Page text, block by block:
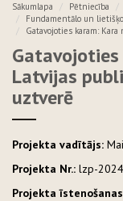
Sākumlapa Pētniecība
Fundamentālo un
Gatavojoties karam:
Gatavojoties
Latvijas
uztverē
Projekta vadītājs:
Projekta Nr.: lzp-
Projekta